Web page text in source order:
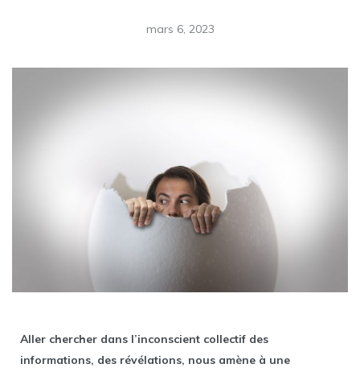
mars 6, 2023
Aller chercher dans l’inconscient collectif des
informations, des révélations, nous amène à une